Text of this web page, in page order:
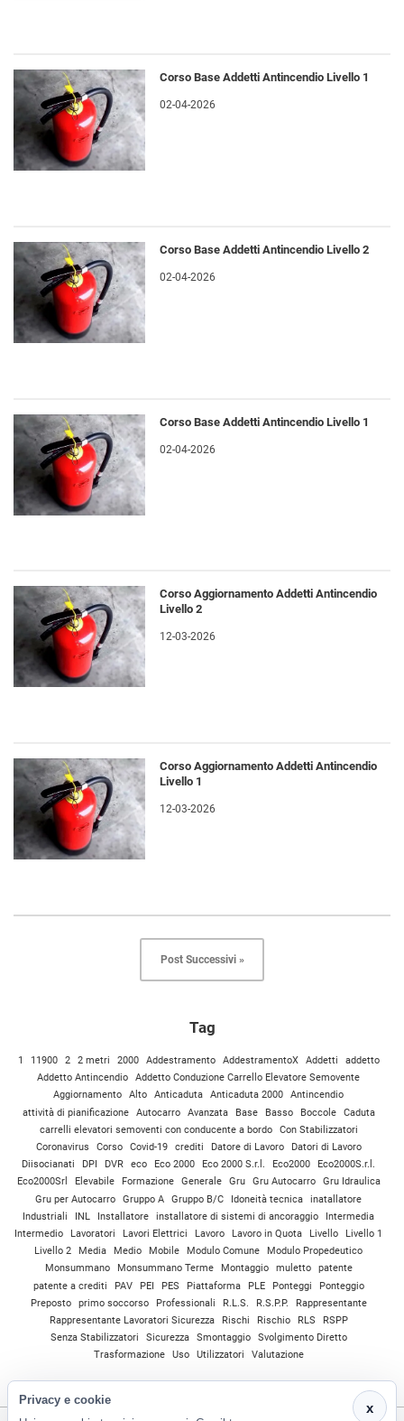
Corso Base Addetti Antincendio Livello 1
02-04-2026
Corso Base Addetti Antincendio Livello 2
02-04-2026
Corso Base Addetti Antincendio Livello 1
02-04-2026
Corso Aggiornamento Addetti Antincendio
Livello 2
12-03-2026
Corso Aggiornamento Addetti Antincendio
Livello 1
12-03-2026
Post Successivi »
Tag
1 11900 2 2 metri 2000 Addestramento AddestramentoX Addetti
addetto
Addetto Antincendio
Addetto Conduzione Carrello Elevatore Semovente
Aggiornamento
Alto Anticaduta Anticaduta 2000
Antincendio
attività di pianificazione
Autocarro Avanzata Base Basso Boccole
Caduta
carrelli elevatori semoventi con conducente a bordo
Con Stabilizzatori
Coronavirus
Corso Covid-19 crediti Datore di Lavoro
Datori di Lavoro
Diisocianati
DPI DVR eco Eco 2000 Eco 2000 S.r.l. Eco2000
Eco2000S.r.l.
Eco2000Srl
Elevabile Formazione Generale Gru Gru Autocarro
Gru Idraulica
Gru per Autocarro
Gruppo A Gruppo B/C Idoneità tecnica
inatallatore
Industriali
INL Installatore installatore di sistemi di ancoraggio
Intermedia
Intermedio
Lavoratori Lavori Elettrici Lavoro Lavoro in Quota Livello
Livello 1
Livello 2
Media Medio Mobile Modulo Comune
Modulo Propedeutico
Monsummano
Monsummano Terme Montaggio muletto
patente
patente a crediti
PAV PEI PES Piattaforma PLE Ponteggi
Ponteggio
Preposto
primo soccorso Professionali R.L.S. R.S.P.P.
Rappresentante
Rappresentante Lavoratori Sicurezza
Rischi Rischio RLS
RSPP
Senza Stabilizzatori
Sicurezza Smontaggio
Svolgimento Diretto
Trasformazione
Uso Utilizzatori Valutazione
x
Privacy e cookie